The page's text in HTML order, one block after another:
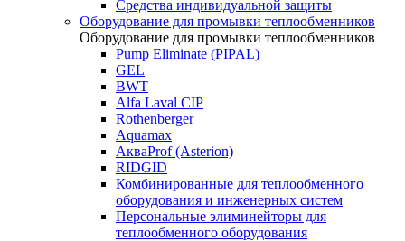
Средства индивидуальной защиты
Оборудование для промывки теплообменников
Оборудование для промывки теплообменников
Pump Eliminate (PIPAL)
GEL
BWT
Alfa Laval CIP
Rothenberger
Aquamax
АкваProf (Asterion)
RIDGID
Комбинированные для теплообменного
оборудования и инженерных систем
Персональные элиминейторы для
теплообменного оборудования